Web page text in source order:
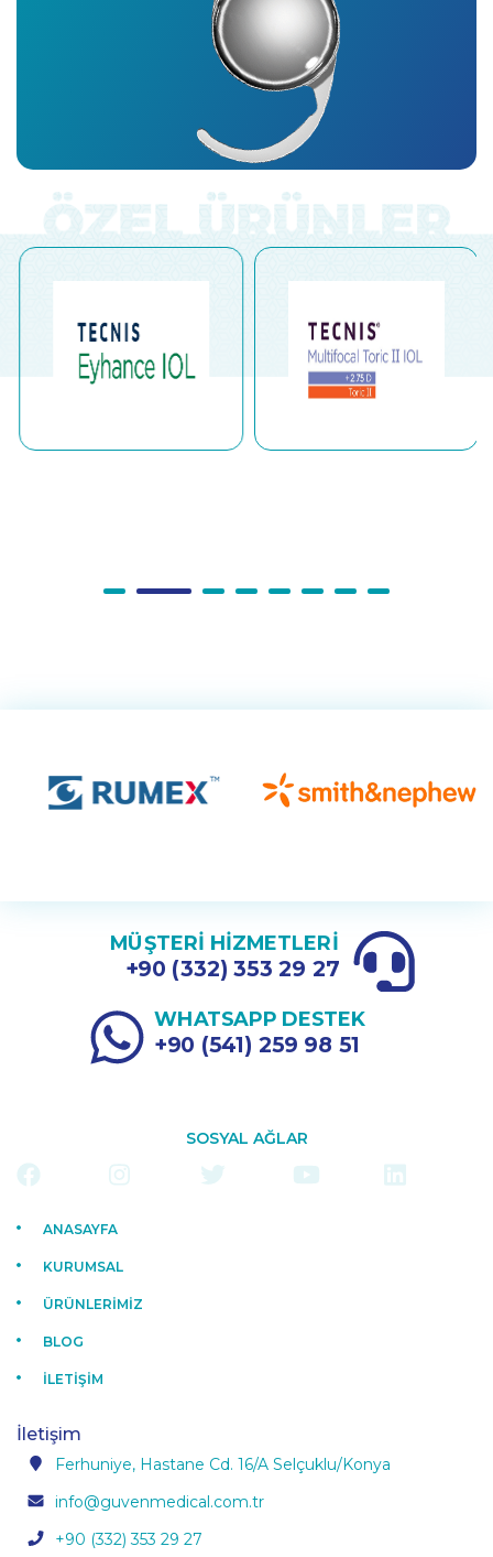
MÜŞTERİ HİZMETLERİ
+90 (332) 353 29 27
WHATSAPP DESTEK
+90 (541) 259 98 51
SOSYAL AĞLAR
ANASAYFA
KURUMSAL
ÜRÜNLERİMİZ
BLOG
İLETİŞİM
İletişim
Ferhuniye, Hastane Cd. 16/A Selçuklu/Konya
info@guvenmedical.com.tr
+90 (332) 353 29 27